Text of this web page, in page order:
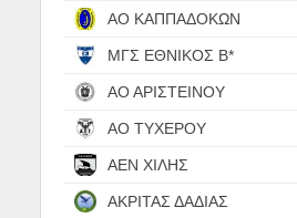
ΑΟ ΚΑΠΠΑΔΟΚΩΝ
ΜΓΣ ΕΘΝΙΚΟΣ Β*
ΑΟ ΑΡΙΣΤΕΙΝΟΥ
ΑΟ ΤΥΧΕΡΟΥ
ΑΕΝ ΧΙΛΗΣ
ΑΚΡΙΤΑΣ ΔΑΔΙΑΣ